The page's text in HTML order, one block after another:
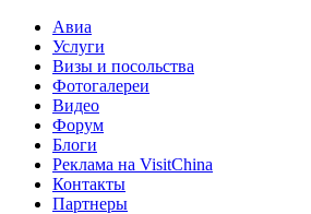
Авиа
Услуги
Визы и посольства
Фотогалереи
Видео
Форум
Блоги
Реклама на VisitChina
Контакты
Партнеры